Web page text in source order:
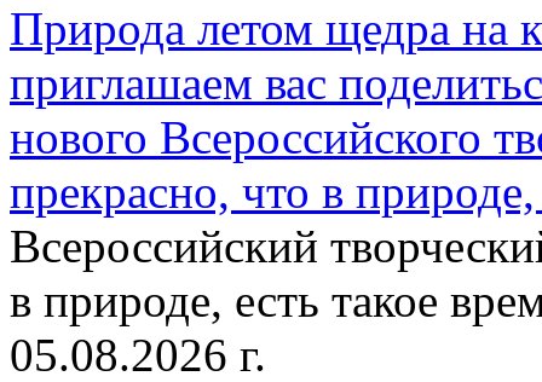
Природа летом щедра на
приглашаем вас
нового Всероссийского
прекрасно, что в
Всероссийский
в природе, есть такое
05.08.2026 г.